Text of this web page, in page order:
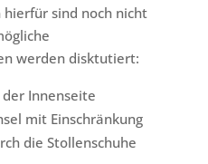
hierfür sind noch nicht
werden disktutiert:
Innenseite
mit Einschränkung
die Stollenschuhe